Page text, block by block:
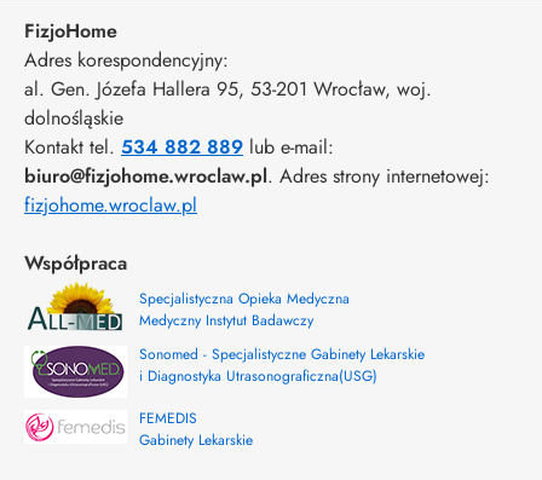
FizjoHome
Adres korespondencyjny:
al. Gen. Józefa Hallera 95, 53-201 Wrocław, woj.
dolnośląskie
Kontakt tel. 534 882 889 lub e-mail:
biuro@fizjohome.wroclaw.pl. Adres strony internetowej:
fizjohome.wroclaw.pl
Współpraca
Specjalistyczna Opieka Medyczna
Medyczny Instytut Badawczy
Sonomed - Specjalistyczne Gabinety Lekarskie
i Diagnostyka Utrasonograficzna(USG)
FEMEDIS
Gabinety Lekarskie